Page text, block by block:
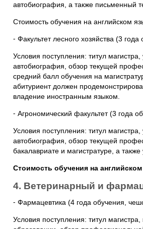
автобиография, а также письменный
Стоимость обучения на английском
⁃ Факультет лесного хозяйства (3
Условия поступления: титул
автобиография, обзор текущей
средний балл обучения на
абитуриент должен
владение иностранным языком.
⁃ Агрономический факультет (3 года
Условия поступления: титул
автобиография, обзор текущей
бакалавриате и магистратуре, а
Стоимость обучения на
4. Ветеринарный и
⁃ Фармацевтика (4 года обучения,
Условия поступления: титул